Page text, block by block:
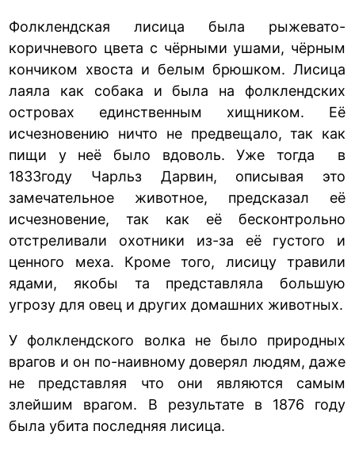
Фолклендская лисица была рыжевато-
коричневого цвета с чёрными ушами, чёрным
кончиком хвоста и белым брюшком. Лисица
лаяла как собака и была на фолклендских
островах единственным хищником. Её
исчезновению ничто не предвещало, так как
пищи у неё было вдоволь. Уже тогда в
1833году Чарльз Дарвин, описывая это
замечательное животное, предсказал её
исчезновение, так как её бесконтрольно
отстреливали охотники из-за её густого и
ценного меха. Кроме того, лисицу травили
ядами, якобы та представляла большую
угрозу для овец и других домашних животных.
У фолклендского волка не было природных
врагов и он по-наивному доверял людям, даже
не представляя что они являются самым
злейшим врагом. В результате в 1876 году
была убита последняя лисица.